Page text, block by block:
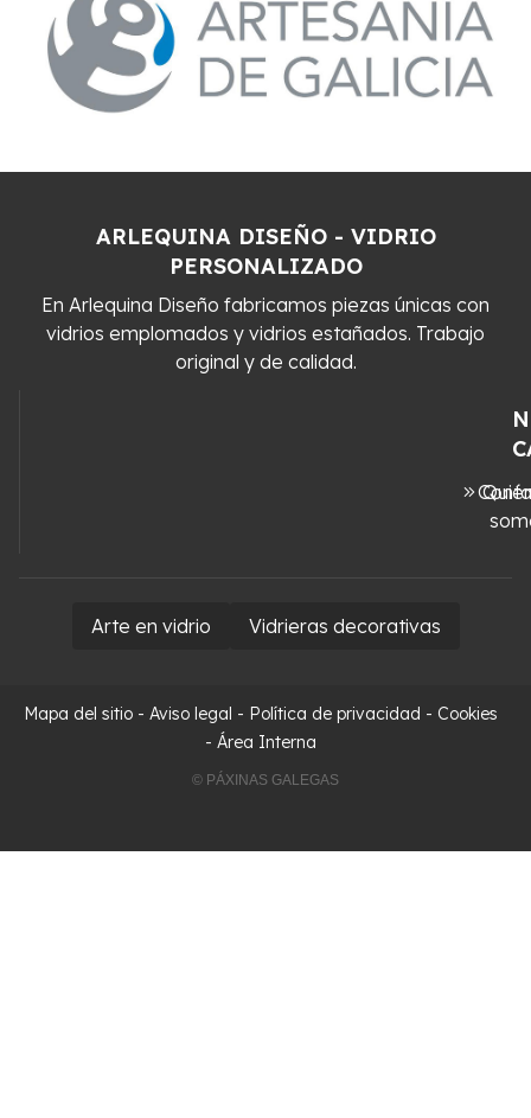
ARLEQUINA DISEÑO - VIDRIO
PERSONALIZADO
En Arlequina Diseño fabricamos piezas únicas con
vidrios emplomados y vidrios estañados. Trabajo
original y de calidad.
Arte en vidrio Vidrieras decorativas
Mapa del sitio - Aviso legal - Política de privacidad - Cookies
- Área Interna
© PÁXINAS GALEGAS